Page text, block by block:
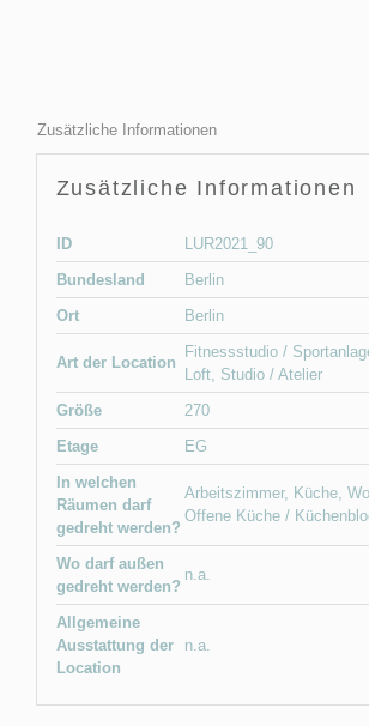
Zusätzliche Informationen
Zusätzliche Informationen
ID
LUR2021_90
Bundesland
Berlin
Ort
Berlin
Art der Location
Fitnessstudio /
Loft, Studio / Atelier
Größe
270
Etage
EG
In welchen
Räumen darf
gedreht werden?
Arbeitszimmer, Küche,
Offene Küche /
Wo darf außen
gedreht werden?
n.a.
Allgemeine
Ausstattung der
Location
n.a.